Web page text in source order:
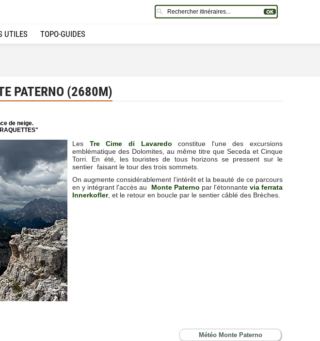
UTILES TOPO-GUIDES
PATERNO (2680M)
de neige.
Les Tre Cime di Lavaredo constitue l'une des excursions
emblématique des Dolomites, au même titre que Seceda et Cinque
Torri. En été, les touristes de tous horizons se pressent sur le
sentier faisant le tour des trois sommets.
On augmente considérablement l’intérêt et la beauté de ce parcours
en y intégrant l'accès au Monte Paterno par l'étonnante via ferrata
Innerkofler, et le retour en boucle par le sentier câblé des Brèches.
Météo Monte Paterno